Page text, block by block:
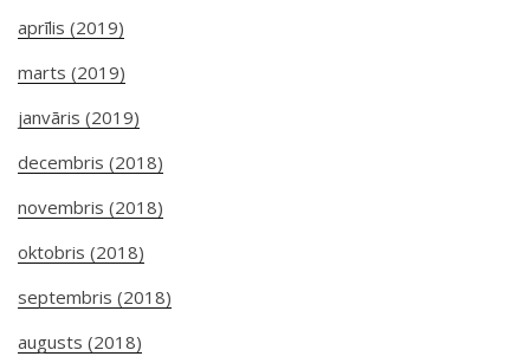
aprīlis (2019)
marts (2019)
janvāris (2019)
decembris (2018)
novembris (2018)
oktobris (2018)
septembris (2018)
augusts (2018)